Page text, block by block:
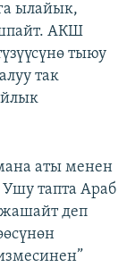
ылайык,
АКШ
тыюу
так
аты менен
тапта Араб
деп